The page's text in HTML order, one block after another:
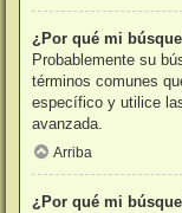
¿Por qué mi
Probablemente su
términos comunes
específico y utilice
avanzada.
Arriba
¿Por qué mi